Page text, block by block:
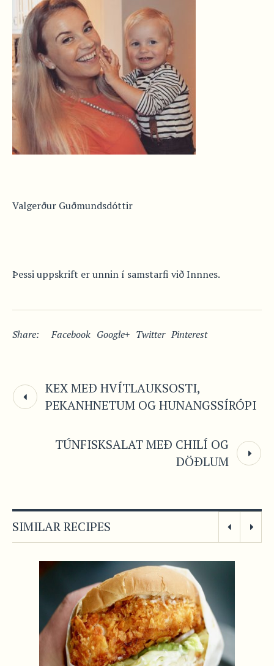
Valgerður Guðmundsdóttir
Þessi uppskrift er unnin í samstarfi við Innnes.
Share: Facebook Google+ Twitter Pinterest
KEX MEÐ HVÍTLAUKSOSTI,
PEKANHNETUM OG HUNANGSSÍRÓPI
TÚNFISKSALAT MEÐ CHILÍ OG
DÖÐLUM
SIMILAR RECIPES